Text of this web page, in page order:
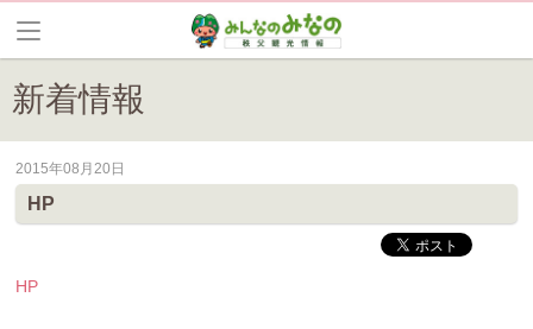
新着情報
皆野町のイベントやお祭り、花情報等の最新情報や観光協会会員情報
2015年08月20日
HP
HP